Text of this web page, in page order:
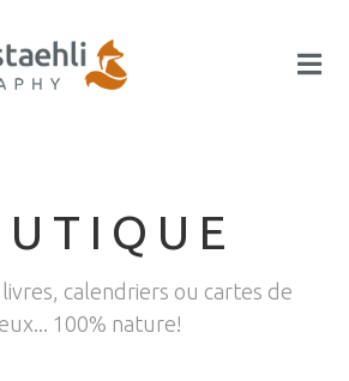
calendriers ou cartes de
100% nature!